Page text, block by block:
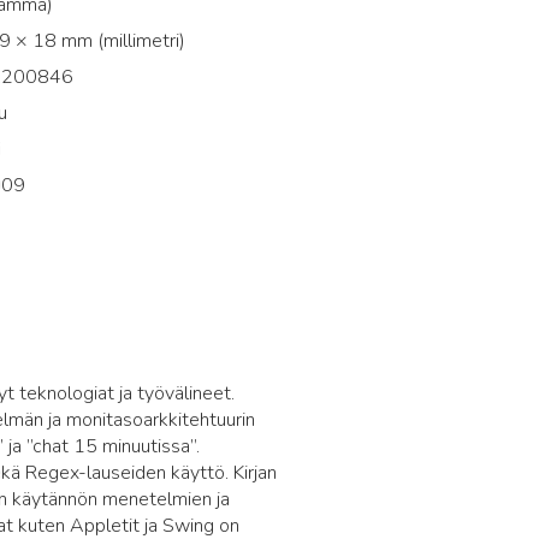
× 18 mm (millimetri)
teknologiat ja työvälineet.
ja monitasoarkkitehtuurin
”chat 15 minuutissa”.
Regex-lauseiden käyttö. Kirjan
menetelmien ja
kuten Appletit ja Swing on